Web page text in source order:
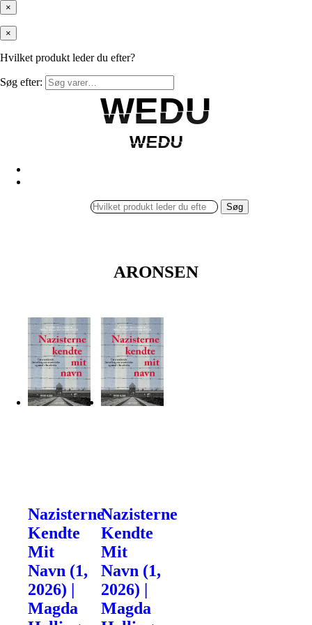
×
×
Hvilket produkt leder du efter?
Søg efter:
WEDU
WEDU
WEDU
WEDU
Søg
ARONSEN
Nazisterne
Kendte
Mit
Navn (1,
2026) |
Magda
Nazisterne
Kendte
Mit
Navn (1,
2026) |
Magda